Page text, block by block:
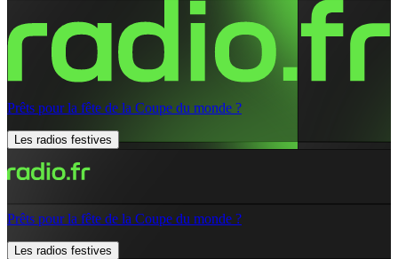
Prêts pour la fête de la Coupe du monde ?
Les radios festives
Prêts pour la fête de la Coupe du monde ?
Les radios festives